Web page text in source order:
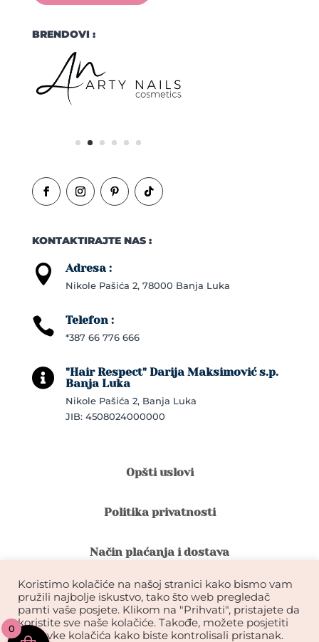
BRENDOVI :
KONTAKTIRAJTE NAS :
 Adresa :
Nikole Pašića 2, 78000 Banja Luka
 Telefon :
*387 66 776 666

"Hair Respect" Darija Maksimović s.p.
Banja Luka
Nikole Pašića 2, Banja Luka
JIB: 4508024000000
Opšti uslovi
Politika privatnosti
Način plaćanja i dostava
Reklamacije i povrat robe
Garancija na kvalitet ekstenzija
Koristimo kolačiće na našoj stranici kako bismo vam
pružili najbolje iskustvo, tako što web pregledač
pamti vaše posjete. Klikom na "Prihvati", pristajete da
koristite sve naše kolačiće. Takođe, možete posjetiti
postavke kolačića kako biste kontrolisali pristanak.
0